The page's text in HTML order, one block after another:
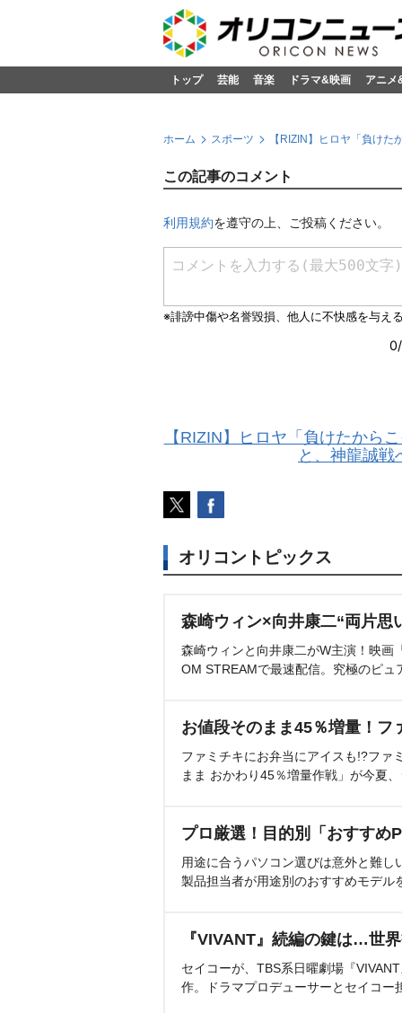
トップ 芸能 音楽 ドラマ&映画 アニメ
ホーム スポーツ 【RIZIN】ヒロヤ「負け
この記事のコメント
利用規約を遵守の上、ご投稿ください。
【RIZIN】ヒロヤ「負けたから
と、神龍誠戦
オリコントピックス
森崎ウィン×向井康二“両片思
森崎ウィンと向井康二がW主演！映画
OM STREAMで最速配信。究極のピュ
お値段そのまま45％増量！フ
ファミチキにお弁当にアイスも!?ファ
まま おかわり45％増量作戦」が今夏
プロ厳選！目的別「おすすめ
用途に合うパソコン選びは意外と難
製品担当者が用途別のおすすめモデル
『VIVANT』続編の鍵は…世
セイコーが、TBS系日曜劇場『
作。ドラマプロデューサーとセイコー